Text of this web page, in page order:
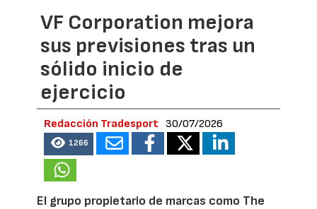
VF Corporation mejora
sus previsiones tras un
sólido inicio de
ejercicio
Redacción Tradesport 30/07/2026
1266
El grupo propietario de marcas como The